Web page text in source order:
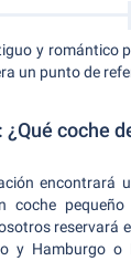
y romántico
un punto de
coche
encontrará
coche
reservará
y Hamburgo o